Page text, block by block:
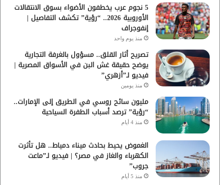
5 نجوم عرب يخطفون الأضواء بسوق الانتقالات
الأوروبية 2026.. “رؤية” تكشف التفاصيل |
إنفوجراف
منذ يوم واحد
تصريح أثار القلق.. مسؤول بالغرفة التجارية
يوضح حقيقة غش البن في الأسواق المصرية |
فيديو لـ”أزهري”
منذ يومين
مليون سائح روسي في الطريق إلى الإمارات..
“رؤية” ترصد أسباب الطفرة السياحية
منذ 4 أيام
الغموض يحيط بحادث ميناء دمياط.. هل تأثرت
الكهرباء والغاز في مصر؟ | فيديو لـ”ماعت
جروب”
منذ 5 أيام